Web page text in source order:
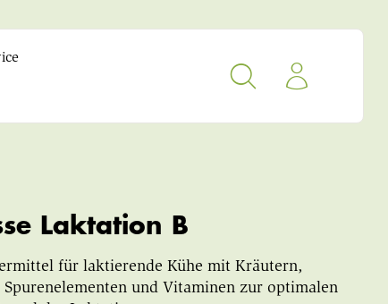
Laktation B
für laktierende Kühe mit Kräutern,
und Vitaminen zur optimalen